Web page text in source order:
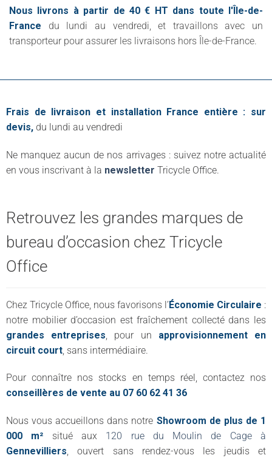
Nous livrons à partir de 40 € HT dans toute l'Île-de-
France du lundi au vendredi, et travaillons avec un
transporteur pour assurer les livraisons hors Île-de-France.
Frais de livraison et installation France entière : sur
devis, du lundi au vendredi
Ne manquez aucun de nos arrivages : suivez notre actualité
en vous inscrivant à la newsletter Tricycle Office.
Retrouvez les grandes marques de
bureau d’occasion chez Tricycle
Office
Chez Tricycle Office, nous favorisons l’Économie Circulaire :
notre mobilier d’occasion est fraîchement collecté dans les
grandes entreprises , pour un approvisionnement en
circuit court , sans intermédiaire.
Pour connaître nos stocks en temps réel, contactez nos
conseillères de vente au 07 60 62 41 36
Nous vous accueillons dans notre Showroom de plus de 1
000 m² situé aux 120 rue du Moulin de Cage à
Gennevilliers, ouvert sans rendez-vous les jeudis et